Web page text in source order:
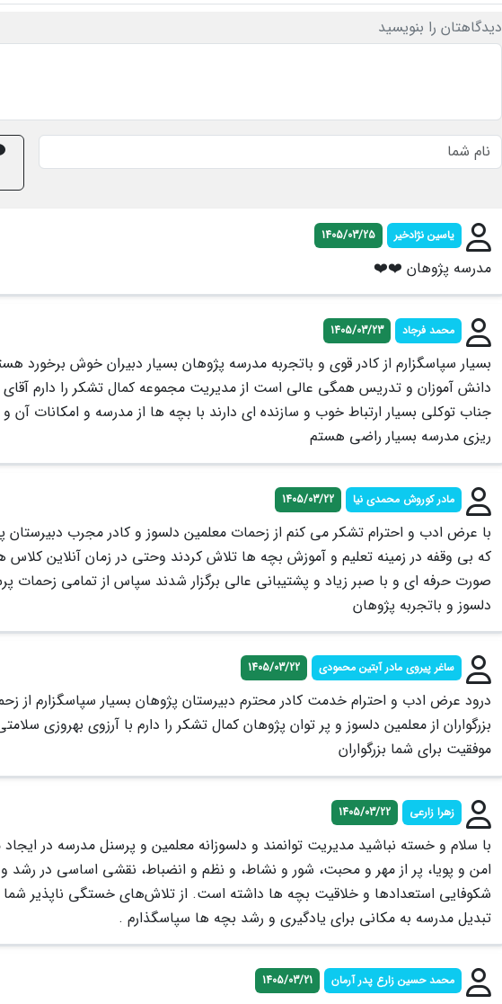
دیدگاهتان را بنویسید
یاسین نژادخیر 1405/03/25
مدرسه پژوهان ❤️❤️
محمد فرجاد 1405/03/23
بسیار سپاسگزارم از کادر قوی و باتجربه مدرسه پژوهان بسیار دبیران خوش برخورد
دانش آموزان و تدریس همگی عالی است از مدیریت مجموعه کمال تشکر را دارم
جناب توکلی بسیار ارتباط خوب و سازنده ای دارند با بچه ها از مدرسه و امکانات آن و
ریزی مدرسه بسیار راضی هستم
مادر کوروش محمدی نیا 1405/03/22
با عرض ادب و احترام تشکر می کنم از زحمات معلمین دلسوز و کادر مجرب دبیرستان
که بی وقفه در زمینه تعلیم و آموزش بچه ها تلاش کردند وحتی در زمان آنلاین کلاس
صورت حرفه ای و با صبر زیاد و پشتیبانی عالی برگزار شدند سپاس از تمامی زحمات
دلسوز و باتجربه پژوهان
ساغر پیروی مادر آبتین محمودی 1405/03/22
درود عرض ادب و احترام خدمت کادر محترم دبیرستان پژوهان بسیار سپاسگزارم از
بزرگواران از معلمین دلسوز و پر توان پژوهان کمال تشکر را دارم با آرزوی بهروزی
موفقیت برای شما بزرگواران
زهرا زارعی 1405/03/22
با سلام و خسته نباشید مدیریت توانمند و دلسوزانه معلمین و پرسنل مدرسه در
امن و پویا، پر از مهر و محبت، شور و نشاط، و نظم و انضباط، نقشی اساسی در رشد و
شکوفایی استعدادها و خلاقیت بچه ها داشته‌ است. از تلاش‌های خستگی ناپذیر شما
تبدیل مدرسه به مکانی برای یادگیری و رشد بچه ها سپاسگذارم .
محمد حسین زارع پدر آرمان 1405/03/21